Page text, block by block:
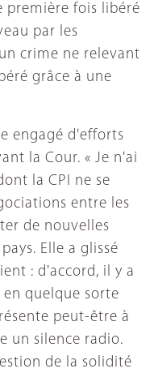
première fois libéré
par les
crime ne relevant
grâce à une
engagé d'efforts
la Cour. « Je n'ai
la CPI ne se
entre les
de nouvelles
Elle a glissé
: d'accord, il y a
quelque sorte
peut-être à
un silence radio.
de la solidité